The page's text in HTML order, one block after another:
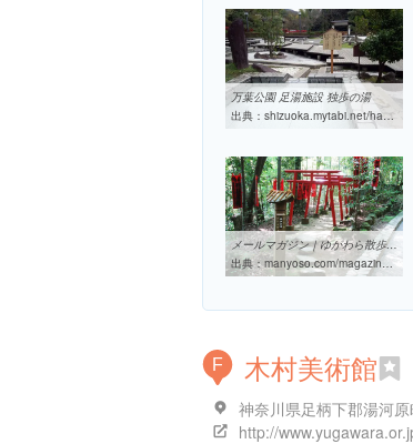
万葉公園 足湯施設 独歩の湯
出典： shizuoka.mytabi.net/hakone/archives/manyo-park-dopponoyu.php
メールマガジン｜ゆがわら散歩｜湯河原温泉万葉荘
出典：manyoso.com/magazine/mailmaga008.html
F 木村美術館